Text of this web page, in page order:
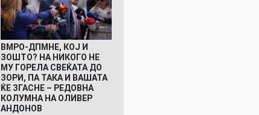
ВМРО-ДПМНЕ, КОЈ И
ЗОШТО? НА НИКОГО НЕ
МУ ГОРЕЛА СВЕЌАТА ДО
ЗОРИ, ПА ТАКА И ВАШАТА
ЌЕ ЗГАСНЕ – РЕДОВНА
КОЛУМНА НА ОЛИВЕР
АНДОНОВ